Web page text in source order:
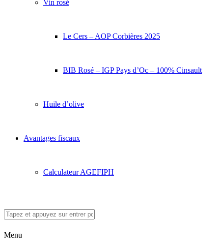
Vin rosé
Le Cers – AOP Corbières 2025
BIB Rosé – IGP Pays d’Oc – 100% Cinsault
Huile d’olive
Avantages fiscaux
Calculateur AGEFIPH
Menu